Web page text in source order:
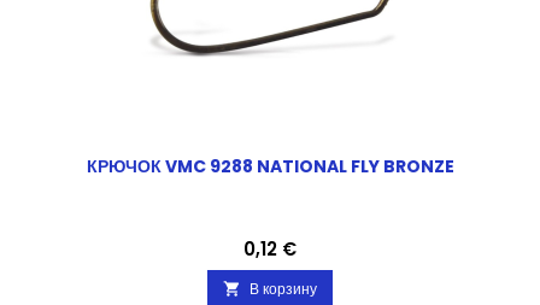
КРЮЧОК VMC 9288 NATIONAL FLY BRONZE
Цена
0,12 €
 В корзину